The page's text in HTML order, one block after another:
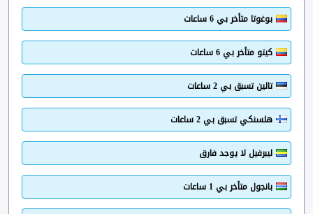
بوغوتا متأخر بي 6 ساعات
كيتو متأخر بي 6 ساعات
تالين تسبق بي 2 ساعات
هلسنكي تسبق بي 2 ساعات
ليبرفيل لا يوجد فارق
بانجول متأخر بي 1 ساعات